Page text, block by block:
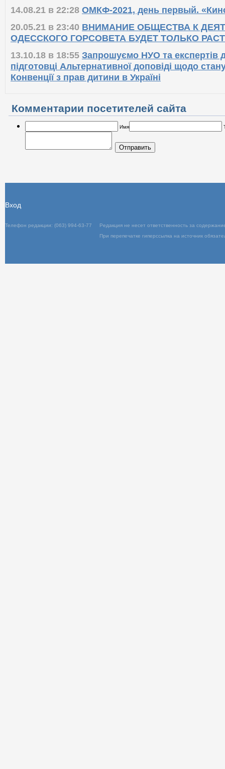
14.08.21 в 22:28 ОМКФ-2021, день первый.
20.05.21 в 23:40 ВНИМАНИЕ ОБЩЕСТВА К
ОДЕССКОГО ГОРСОВЕТА БУДЕТ ТОЛЬКО
13.10.18 в 18:55 Запрошуємо НУО та експертів
підготовці Альтернативної доповіді щодо
Конвенції з прав дитини в Україні
Комментарии посетителей сайта
Имя
Отправить
Телефон редакции: (063) 994-63-77
При